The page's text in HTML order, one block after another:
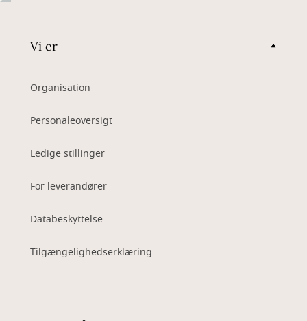
Vi er
Organisation
Personaleoversigt
Ledige stillinger
For leverandører
Databeskyttelse
Tilgængelighedserklæring